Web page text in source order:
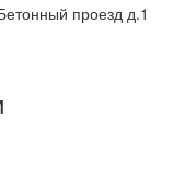
проезд д.1